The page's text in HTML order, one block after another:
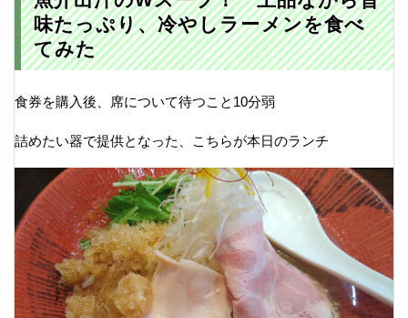
味たっぷり、冷やしラーメンを食べ
てみた
食券を購入後、席について待つこと10分弱
詰めたい器で提供となった、こちらが本日のランチ